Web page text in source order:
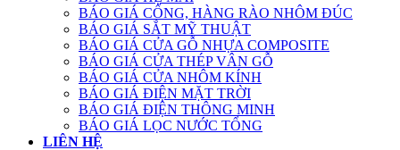
BÁO GIÁ CỔNG, HÀNG RÀO NHÔM ĐÚC
BÁO GIÁ SẮT MỸ THUẬT
BÁO GIÁ CỬA GỖ NHỰA COMPOSITE
BÁO GIÁ CỬA THÉP VÂN GỖ
BÁO GIÁ CỬA NHÔM KÍNH
BÁO GIÁ ĐIỆN MẶT TRỜI
BÁO GIÁ ĐIỆN THÔNG MINH
BÁO GIÁ LỌC NƯỚC TỔNG
LIÊN HỆ